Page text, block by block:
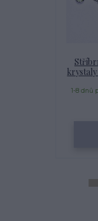
krystaly
1-8 dnů